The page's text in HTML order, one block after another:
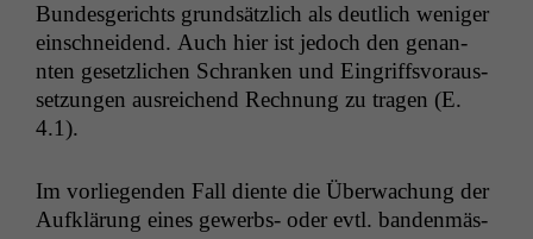
Bun­des­gerichts grund­sät­zlich als deut­lich weniger
ein­schnei­dend. Auch hier ist jedoch den genan­
nten geset­zlichen Schranken und Ein­griffsvo­raus­
set­zun­gen aus­re­ichend Rech­nung zu tra­gen (E.
4.1).
Im vor­liegen­den Fall diente die Überwachung der
Aufk­lärung eines gewerbs- oder evtl. ban­den­mäs­